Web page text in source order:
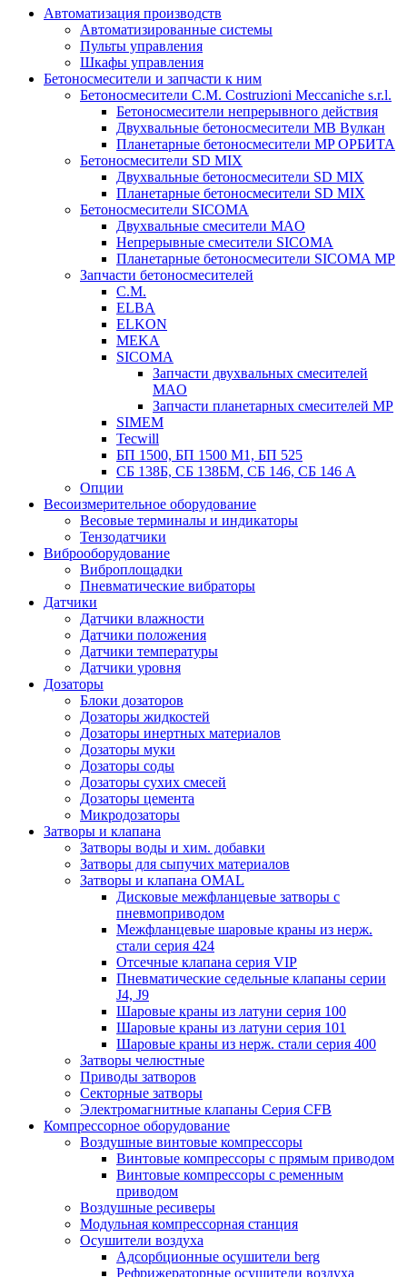
Автоматизация производств
Автоматизированные системы
Пульты управления
Шкафы управления
Бетоносмесители и запчасти к ним
Бетоносмесители C.M. Costruzioni Meccaniche s.r.l.
Бетоносмесители непрерывного действия
Двухвальные бетоносмесители MB Вулкан
Планетарные бетоносмесители MP ОРБИТА
Бетоносмесители SD MIX
Двухвальные бетоносмесители SD MIX
Планетарные бетоносмесители SD MIX
Бетоносмесители SICOMA
Двухвальные смесители MAO
Непрерывные смесители SICOMA
Планетарные бетоносмесители SICOMA MP
Запчасти бетоносмесителей
C.M.
ELBA
ELKON
MEKA
SICOMA
Запчасти двухвальных смесителей
MAO
Запчасти планетарных смесителей MP
SIMEM
Tecwill
БП 1500, БП 1500 М1, БП 525
СБ 138Б, СБ 138БМ, СБ 146, СБ 146 А
Опции
Весоизмерительное оборудование
Весовые терминалы и индикаторы
Тензодатчики
Виброоборудование
Виброплощадки
Пневматические вибраторы
Датчики
Датчики влажности
Датчики положения
Датчики температуры
Датчики уровня
Дозаторы
Блоки дозаторов
Дозаторы жидкостей
Дозаторы инертных материалов
Дозаторы муки
Дозаторы соды
Дозаторы сухих смесей
Дозаторы цемента
Микродозаторы
Затворы и клапана
Затворы воды и хим. добавки
Затворы для сыпучих материалов
Затворы и клапана OMAL
Дисковые межфланцевые затворы c
пневмоприводом
Межфланцевые шаровые краны из нерж.
стали серия 424
Отсечные клапана серия VIP
Пневматические седельные клапаны серии
J4, J9
Шаровые краны из латуни серия 100
Шаровые краны из латуни серия 101
Шаровые краны из нерж. стали серия 400
Затворы челюстные
Приводы затворов
Секторные затворы
Электромагнитные клапаны Серия CFB
Компрессорное оборудование
Воздушные винтовые компрессоры
Винтовые компрессоры с прямым приводом
Винтовые компрессоры с ременным
приводом
Воздушные ресиверы
Модульная компрессорная станция
Осушители воздуха
Адсорбционные осушители berg
Рефрижераторные осушители воздуха